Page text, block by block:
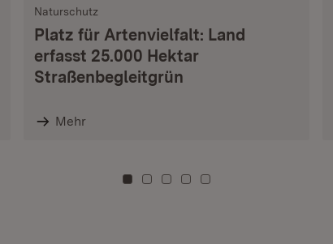
Naturschutz
Platz für Artenvielfalt: Land
erfasst 25.000 Hektar
Straßenbegleitgrün
Mehr
Zu Kachel: 0
Zu Kachel: 3
Zu Kachel: 6
Zu Kachel: 9
Zu Kachel: 12